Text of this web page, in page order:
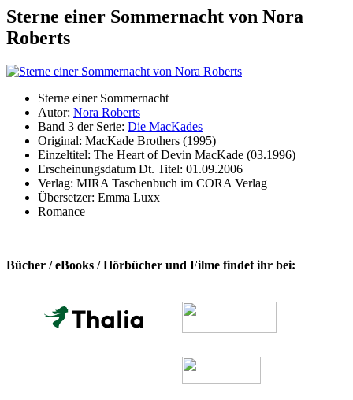
Sterne einer Sommernacht von Nora
Roberts
Sterne einer Sommernacht
Autor: Nora Roberts
Band 3 der Serie: Die MacKades
Original: MacKade Brothers (1995)
Einzeltitel: The Heart of Devin MacKade (03.1996)
Erscheinungsdatum Dt. Titel: 01.09.2006
Verlag: MIRA Taschenbuch im CORA Verlag
Übersetzer: Emma Luxx
Romance
Bücher / eBooks / Hörbücher und Filme findet ihr bei: